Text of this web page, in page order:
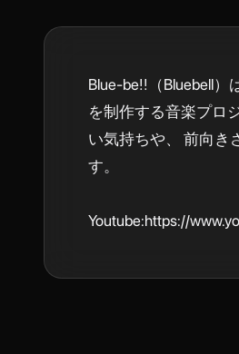
Blue-be!!（Bluebell
を制作する音楽プロ
い気持ちや、 前向き
す。
Youtube:https://